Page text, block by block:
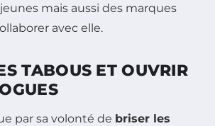
mais aussi des marques
avec elle.
TABOUS ET OUVRIR
par sa volonté de briser les